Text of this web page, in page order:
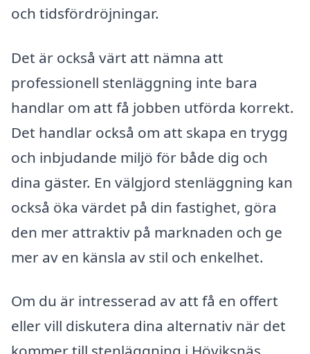
och tidsfördröjningar.
Det är också värt att nämna att
professionell stenläggning inte bara
handlar om att få jobben utförda korrekt.
Det handlar också om att skapa en trygg
och inbjudande miljö för både dig och
dina gäster. En välgjord stenläggning kan
också öka värdet på din fastighet, göra
den mer attraktiv på marknaden och ge
mer av en känsla av stil och enkelhet.
Om du är intresserad av att få en offert
eller vill diskutera dina alternativ när det